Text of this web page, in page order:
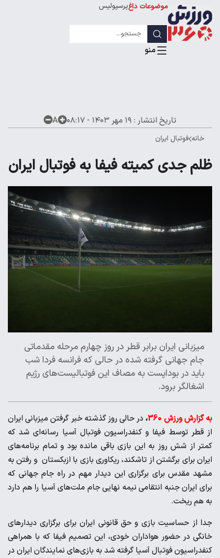
موضوعات داغپرسپولیس
لیگ قهرمانان
تاریخ انتشار : ۱۹ مهر ۱۴۰۳ - ۰۸:۱۷ A
خانه فوتبال ایران
ظلم جدی کمیته فیفا به فوتبال ایران
میزبانی ایران برابر قطر در روز چهارم مرحله مقدماتی
جام جهانی گرفته شده در حالی که فرانسه فردا شب
باید در بوداپست به مصاف این فوتبالیست‌های رژیم
اشغالگر برود.
به گزارش ورزش 360 ، در حالی روز گذشته خبر گرفتن میزبانی ایران
از قطر توسط فیفا و کنفدراسیون فوتبال آسیا رسانه‌ای شد که
کمتر از شش روز به این بازی باقی مانده بود و تمام برنامه‌های
ایران برای برگشتن از تاشکند، ریکاوری بازی با ازبکستان و رفتن به
مشهد مقدس برای برگزاری این دیدار مهم در راه جام جهانی که
برای ایران جنبه انتقامی نیمه نهایی جام ملت‌های آسیا را هم دارد
به هم ریخت.
جدا از حساسیت بازی و حق قانونی ایران برای برگزاری دیدارهای
خانگی در حضور هواداران خودی، این تصمیم فیفا که با همراهی
کنفدراسیون فوتبال آسیا گرفته شد به بازی‌های نمایندگان ایران در